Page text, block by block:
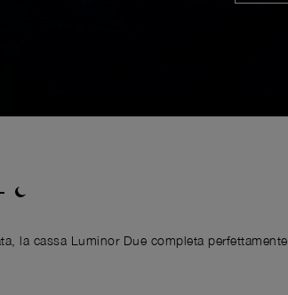
la cassa Luminor Due completa perfettamente